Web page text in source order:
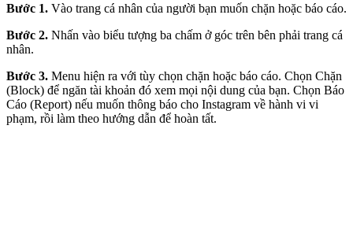
Bước 1. Vào trang cá nhân của người bạn muốn chặn hoặc báo cáo.
Bước 2. Nhấn vào biểu tượng ba chấm ở góc trên bên phải trang cá
nhân.
Bước 3. Menu hiện ra với tùy chọn chặn hoặc báo cáo. Chọn Chặn
(Block) để ngăn tài khoản đó xem mọi nội dung của bạn. Chọn Báo
Cáo (Report) nếu muốn thông báo cho Instagram về hành vi vi
phạm, rồi làm theo hướng dẫn để hoàn tất.